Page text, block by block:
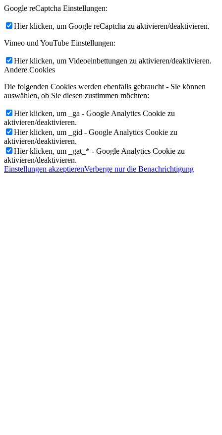
Google reCaptcha Einstellungen:
Hier klicken, um Google reCaptcha zu aktivieren/deaktivieren.
Vimeo und YouTube Einstellungen:
Hier klicken, um Videoeinbettungen zu aktivieren/deaktivieren.
Andere Cookies
Die folgenden Cookies werden ebenfalls gebraucht - Sie können
auswählen, ob Sie diesen zustimmen möchten:
Hier klicken, um _ga - Google Analytics Cookie zu
aktivieren/deaktivieren.
Hier klicken, um _gid - Google Analytics Cookie zu
aktivieren/deaktivieren.
Hier klicken, um _gat_* - Google Analytics Cookie zu
aktivieren/deaktivieren.
Einstellungen akzeptierenVerberge nur die Benachrichtigung